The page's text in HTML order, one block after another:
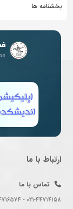
بخشنامه ها
ارتباط با ما
تماس با ما
021-44714158 - 021-44716574 - 021-44714489